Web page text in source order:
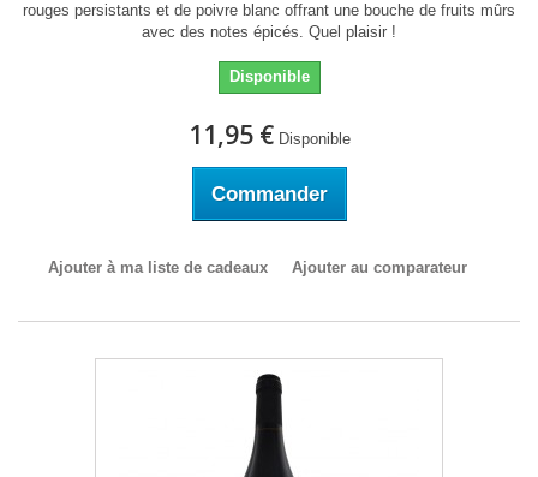
rouges persistants et de poivre blanc offrant une bouche de fruits mûrs
avec des notes épicés. Quel plaisir !
Disponible
11,95 € Disponible
Commander
Ajouter à ma liste de cadeaux Ajouter au comparateur